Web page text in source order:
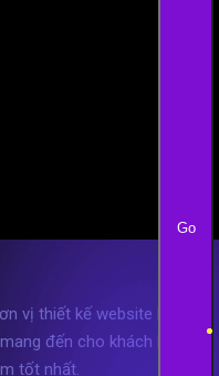
Go
vị thiết kế website hàng
đến cho khách hàng
tốt nhất.